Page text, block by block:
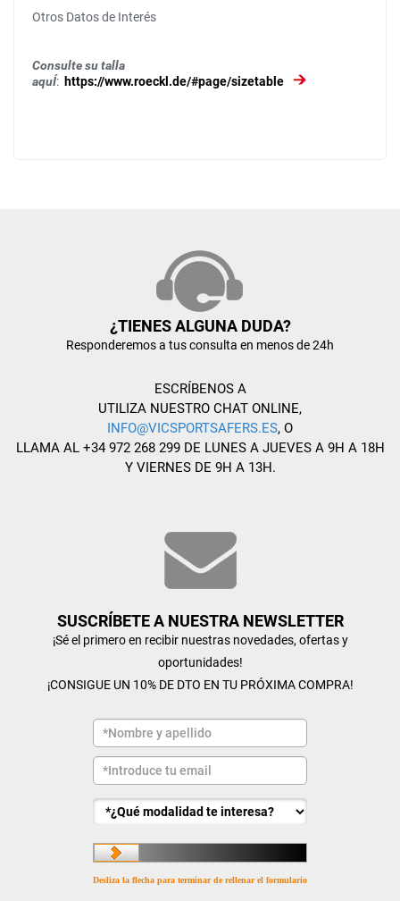
Otros Datos de Interés
Consulte su talla
aquÍ: https://www.roeckl.de/#page/sizetable
¿TIENES ALGUNA DUDA?
Responderemos a tus consulta en menos de 24h
ESCRÍBENOS A
UTILIZA NUESTRO CHAT ONLINE,
INFO@VICSPORTSAFERS.ES, O
LLAMA AL +34 972 268 299 DE LUNES A JUEVES A 9H A 18H
Y VIERNES DE 9H A 13H.
SUSCRÍBETE A NUESTRA NEWSLETTER
¡Sé el primero en recibir nuestras novedades, ofertas y
oportunidades!
¡CONSIGUE UN 10% DE DTO EN TU PRÓXIMA COMPRA!
Desliza la flecha para terminar de rellenar el formulario